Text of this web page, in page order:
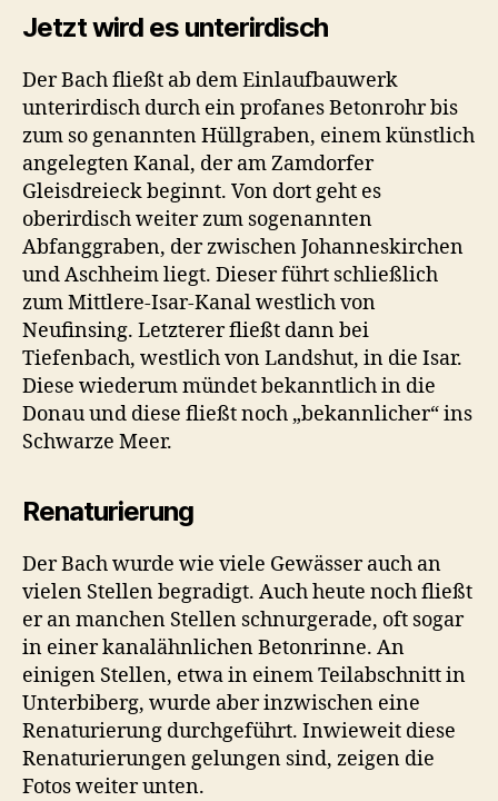
Jetzt wird es unterirdisch
Der Bach fließt ab dem Einlaufbauwerk
unterirdisch durch ein profanes Betonrohr bis
zum so genannten Hüllgraben, einem künstlich
angelegten Kanal, der am Zamdorfer
Gleisdreieck beginnt. Von dort geht es
oberirdisch weiter zum sogenannten
Abfanggraben, der zwischen Johanneskirchen
und Aschheim liegt. Dieser führt schließlich
zum Mittlere-Isar-Kanal westlich von
Neufinsing. Letzterer fließt dann bei
Tiefenbach, westlich von Landshut, in die Isar.
Diese wiederum mündet bekanntlich in die
Donau und diese fließt noch „bekannlicher“ ins
Schwarze Meer.
Renaturierung
Der Bach wurde wie viele Gewässer auch an
vielen Stellen begradigt. Auch heute noch fließt
er an manchen Stellen schnurgerade, oft sogar
in einer kanalähnlichen Betonrinne. An
einigen Stellen, etwa in einem Teilabschnitt in
Unterbiberg, wurde aber inzwischen eine
Renaturierung durchgeführt. Inwieweit diese
Renaturierungen gelungen sind, zeigen die
Fotos weiter unten.